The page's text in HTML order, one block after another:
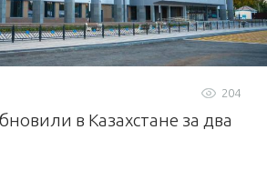
204
в Казахстане за два